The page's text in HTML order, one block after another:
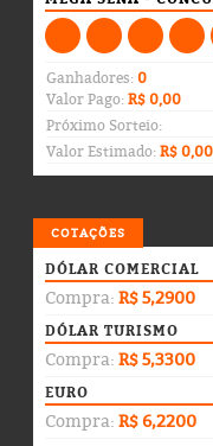
Ganhadores:0
Valor Pago:R$ 0,00
Próximo Sorteio:
Valor Estimado:R$ 0,00
COTAÇÕES
DÓLAR COMERCIAL
Compra: R$ 5,2900
DÓLAR TURISMO
Compra: R$ 5,3300
EURO
Compra: R$ 6,2200